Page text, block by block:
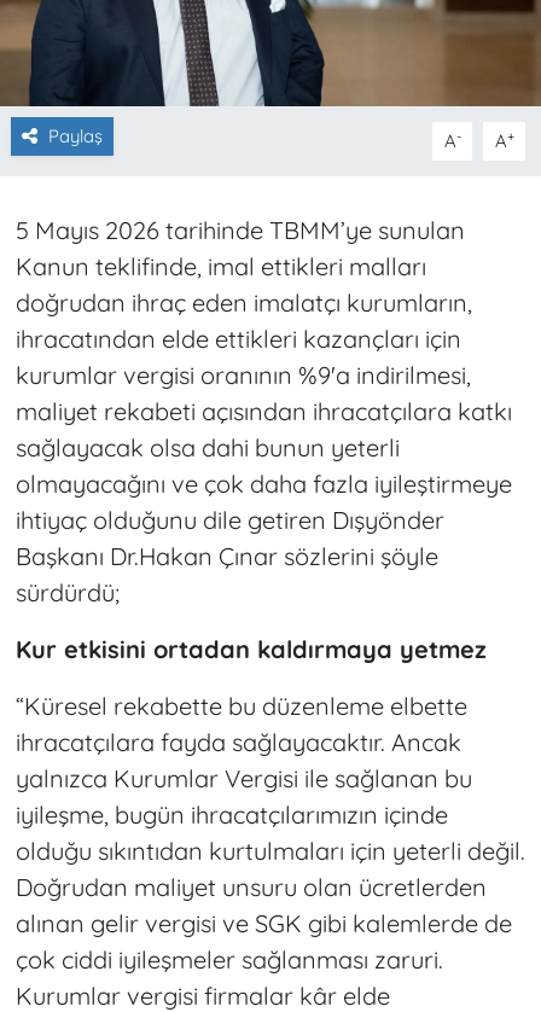
Paylaş A- A+
5 Mayıs 2026 tarihinde TBMM’ye sunulan
Kanun teklifinde, imal ettikleri malları
doğrudan ihraç eden imalatçı kurumların,
ihracatından elde ettikleri kazançları için
kurumlar vergisi oranının %9'a indirilmesi,
maliyet rekabeti açısından ihracatçılara katkı
sağlayacak olsa dahi bunun yeterli
olmayacağını ve çok daha fazla iyileştirmeye
ihtiyaç olduğunu dile getiren Dışyönder
Başkanı Dr.Hakan Çınar sözlerini şöyle
sürdürdü;
Kur etkisini ortadan kaldırmaya yetmez
“Küresel rekabette bu düzenleme elbette
ihracatçılara fayda sağlayacaktır. Ancak
yalnızca Kurumlar Vergisi ile sağlanan bu
iyileşme, bugün ihracatçılarımızın içinde
olduğu sıkıntıdan kurtulmaları için yeterli değil.
Doğrudan maliyet unsuru olan ücretlerden
alınan gelir vergisi ve SGK gibi kalemlerde de
çok ciddi iyileşmeler sağlanması zaruri.
Kurumlar vergisi firmalar kâr elde